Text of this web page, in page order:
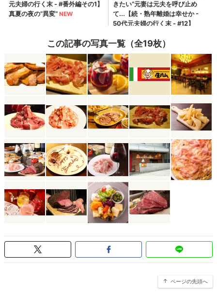
この記事の写真一覧（全19枚）
ページの先頭へ